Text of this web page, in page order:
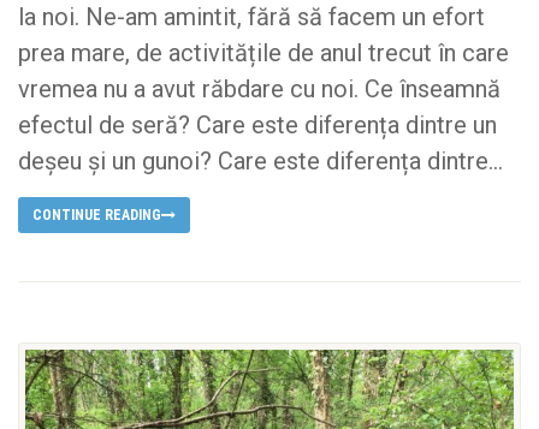
la noi. Ne-am amintit, fără să facem un efort
prea mare, de activitățile de anul trecut în care
vremea nu a avut răbdare cu noi. Ce înseamnă
efectul de seră? Care este diferența dintre un
deșeu și un gunoi? Care este diferența dintre...
CONTINUE READING